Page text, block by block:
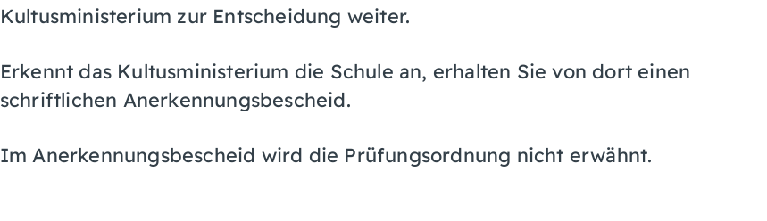
Kultusministerium zur Entscheidung weiter.
Erkennt das Kultusministerium die Schule an, erhalten Sie von dort einen
schriftlichen Anerkennungsbescheid.
Im Anerkennungsbescheid wird die Prüfungsordnung nicht erwähnt.